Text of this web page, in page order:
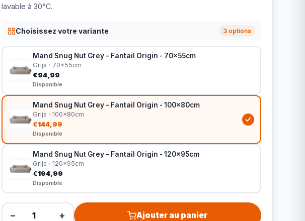
lavable à 30°C.
Choisissez votre variante 3 options
Mand Snug Nut Grey – Fantail Origin - 70x55cm
Grijs · 70x55cm
€94,99
Disponible
Mand Snug Nut Grey – Fantail Origin - 100x80cm
Grijs · 100x80cm
€144,99
Disponible
Mand Snug Nut Grey – Fantail Origin - 120x95cm
Grijs · 120x95cm
€194,99
Disponible
− + Ajouter au panier